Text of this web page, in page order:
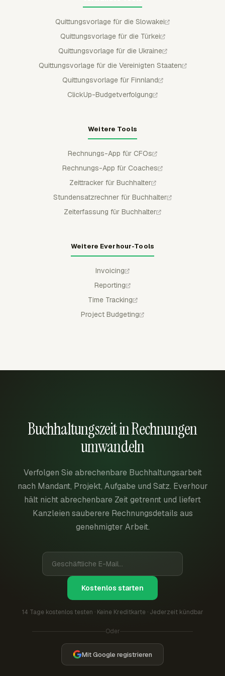
Quittungsvorlage für die Slowakei
Quittungsvorlage für die Türkei
Quittungsvorlage für die Ukraine
Quittungsvorlage für die Vereinigten Staaten
Quittungsvorlage für Finnland
ClickUp-Budgetverfolgung
Weitere Tools
Rechnungs-App für CFOs
Rechnungs-App für Coaches
Zeittracker für Buchhalter
Stundensatzrechner für Buchhalter
Zeiterfassung für Buchhalter
Weitere Everhour-Tools
Invoicing
Reporting
Time Tracking
Project Budgeting
Buchhaltungszeit in Rechnungen
umwandeln
Verfolgen Sie abrechenbare Buchhaltungsarbeit
nach Mandant, Projekt, Aufgabe und Satz. Everhour
hält nicht abrechenbare Zeit getrennt und liefert
Kanzleien sauberere Rechnungsdetails aus
genehmigter Arbeit.
Kostenlos starten
14 Tage kostenlos testen · Keine Kreditkarte · Jederzeit kündbar
Oder
Mit Google registrieren